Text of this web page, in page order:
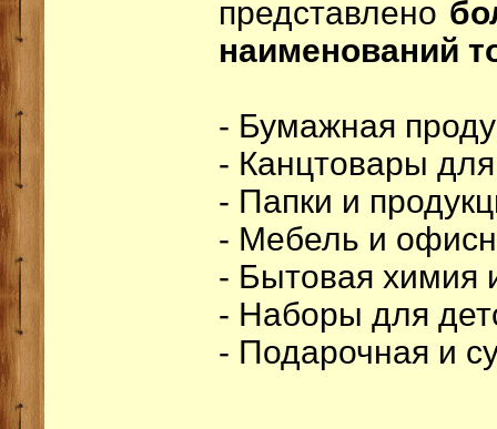
представлено
наименований
- Бумажная
- Канцтовары
- Папки и
- Мебель и
- Бытовая химия
- Наборы для
- Подарочная и